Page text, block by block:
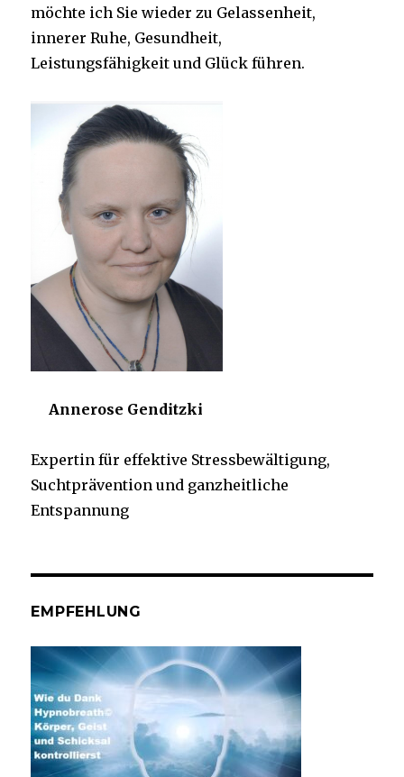
möchte ich Sie wieder zu Gelassenheit,
innerer Ruhe, Gesundheit,
Leistungsfähigkeit und Glück führen.
Annerose Genditzki
Expertin für effektive Stressbewältigung,
Suchtprävention und ganzheitliche
Entspannung
EMPFEHLUNG